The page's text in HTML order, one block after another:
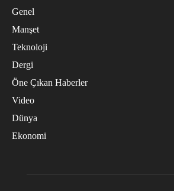
Genel
Manşet
Teknoloji
Dergi
Öne Çıkan Haberler
Video
Dünya
Ekonomi